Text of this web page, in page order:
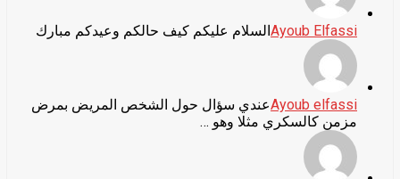
Ayoub Elfassiالسلام عليكم كيف حالكم وعيدكم مبارك
Ayoub elfassiعندي سؤال حول الشخص المريض بمرض
مزمن كالسكري مثلا وهو …